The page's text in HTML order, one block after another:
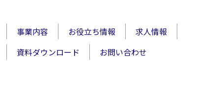
事業内容 お役立ち情報
求人情報
資料ダウンロード
お問い合わせ